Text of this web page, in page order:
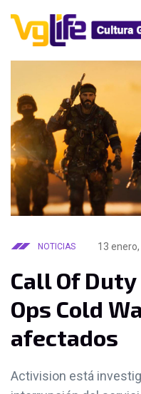
NOTICIAS 13 enero,
Call Of
Ops Cold
afectados
Activision está